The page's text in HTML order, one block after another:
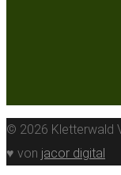
© 2026 Kletterwald
♥ von jacor digital